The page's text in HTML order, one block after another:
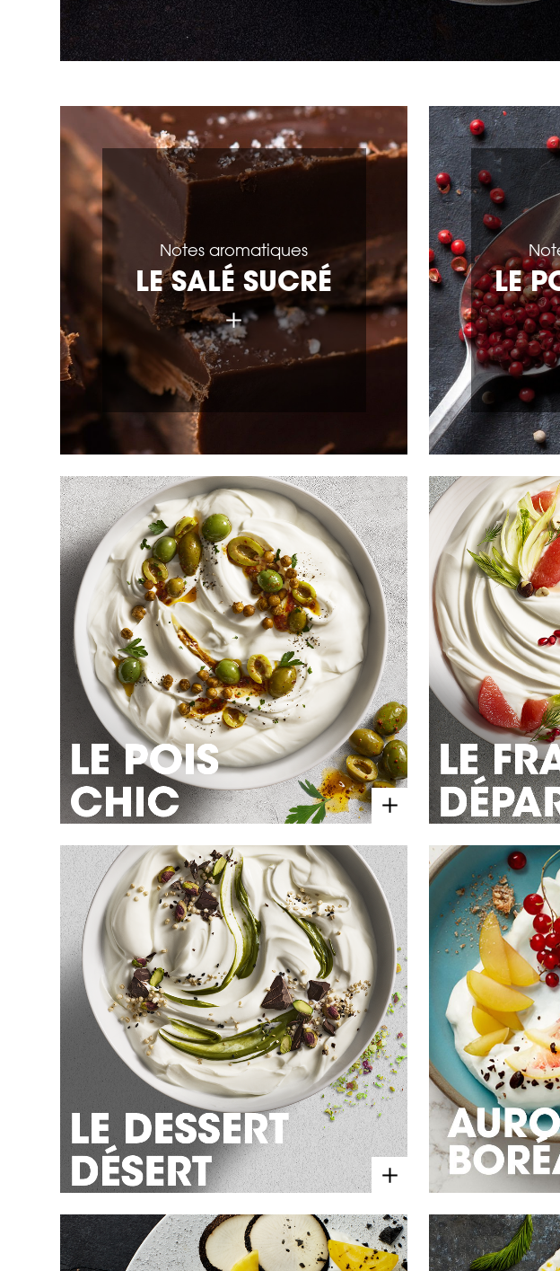
Notes aromatiques
LE SALÉ SUCRÉ LE